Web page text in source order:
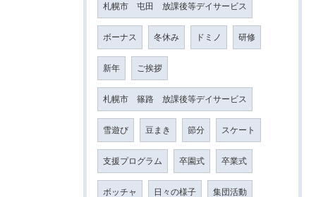
札幌市 屯田 放課後等デイサービス
ボーナス 冬休み ドミノ 研修
新年 ご挨拶
札幌市 篠路 放課後等デイサービス
雪遊び 豆まき 節分 スケート
支援プログラム 卒園式 卒業式
ボッチャ 日々の様子 集団活動